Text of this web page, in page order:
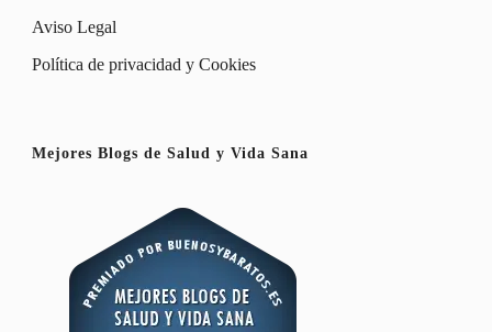
Aviso Legal
Política de privacidad y Cookies
Mejores Blogs de Salud y Vida Sana